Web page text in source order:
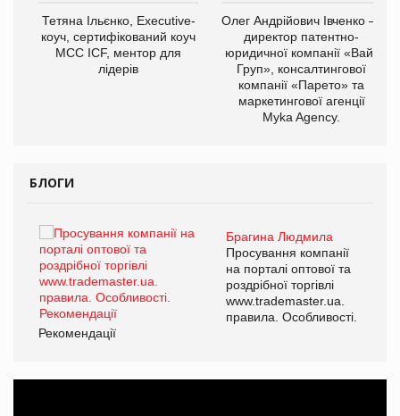
Тетяна Ільєнко, Executive-
коуч, сертифікований коуч
МСС ICF, ментор для
лідерів
Олег Андрійович Івченко —
директор патентно-
юридичної компанії «Вайз
Груп», консалтингової
компанії «Парето» та
маркетингової агенції
Myka Agency.
БЛОГИ
Брагина Людмила
Просування компанії
на порталі оптової та
роздрібної торгівлі
www.trademaster.ua.
правила. Особливості.
Рекомендації